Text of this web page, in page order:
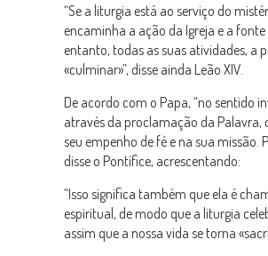
“Se a liturgia está ao serviço do
encaminha a ação da Igreja e a
entanto, todas as suas atividades, a
«culminar»”, disse ainda Leão XIV.
De acordo com o Papa, “no sentido
através da proclamação da Palavra,
seu empenho de fé e na sua
disse o Pontífice, acrescentando:
“Isso significa também que ela é
espiritual, de modo que a liturgia
assim que a nossa vida se torna